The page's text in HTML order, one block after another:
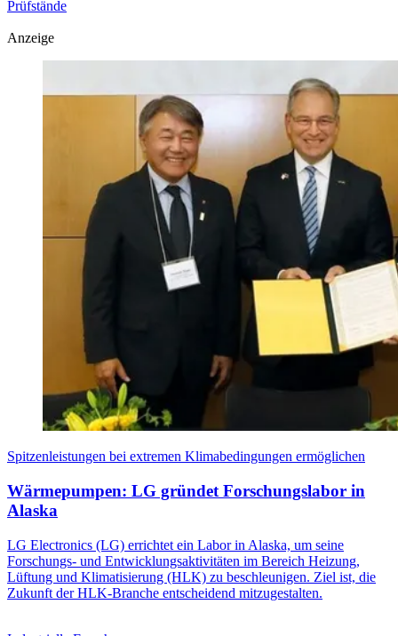
Prüfstände
Anzeige
Spitzenleistungen bei extremen Klimabedingungen ermöglichen
Wärmepumpen: LG gründet Forschungslabor in
Alaska
LG Electronics (LG) errichtet ein Labor in Alaska, um seine
Forschungs- und Entwicklungsaktivitäten im Bereich Heizung,
Lüftung und Klimatisierung (HLK) zu beschleunigen. Ziel ist, die
Zukunft der HLK-Branche entscheidend mitzugestalten.